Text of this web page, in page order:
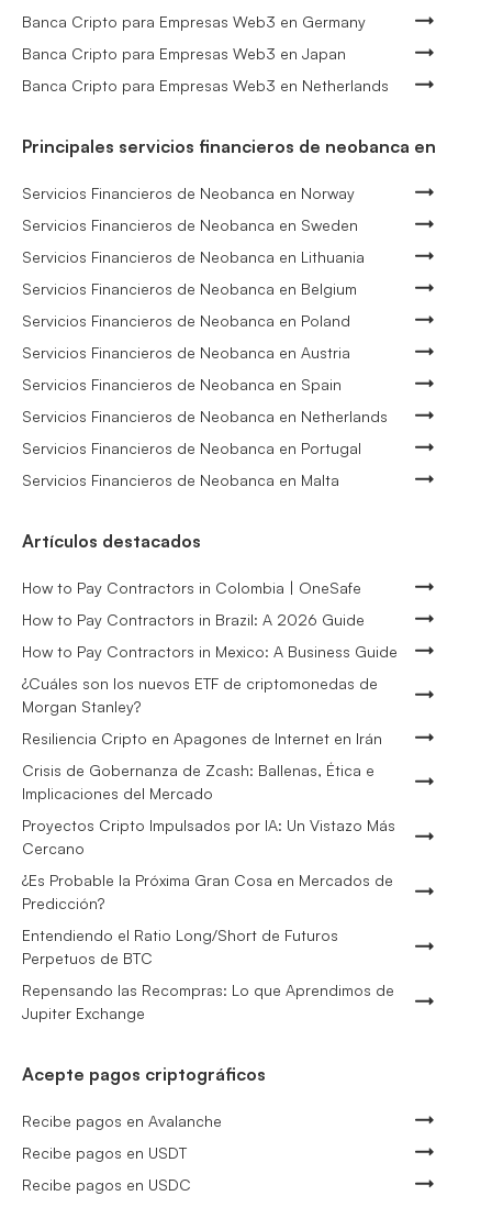
Banca Cripto para Empresas Web3 en Germany
Banca Cripto para Empresas Web3 en Japan
Banca Cripto para Empresas Web3 en Netherlands
Principales servicios financieros de neobanca en
Servicios Financieros de Neobanca en Norway
Servicios Financieros de Neobanca en Sweden
Servicios Financieros de Neobanca en Lithuania
Servicios Financieros de Neobanca en Belgium
Servicios Financieros de Neobanca en Poland
Servicios Financieros de Neobanca en Austria
Servicios Financieros de Neobanca en Spain
Servicios Financieros de Neobanca en Netherlands
Servicios Financieros de Neobanca en Portugal
Servicios Financieros de Neobanca en Malta
Artículos destacados
How to Pay Contractors in Colombia | OneSafe
How to Pay Contractors in Brazil: A 2026 Guide
How to Pay Contractors in Mexico: A Business Guide
¿Cuáles son los nuevos ETF de criptomonedas de
Morgan Stanley?
Resiliencia Cripto en Apagones de Internet en Irán
Crisis de Gobernanza de Zcash: Ballenas, Ética e
Implicaciones del Mercado
Proyectos Cripto Impulsados por IA: Un Vistazo Más
Cercano
¿Es Probable la Próxima Gran Cosa en Mercados de
Predicción?
Entendiendo el Ratio Long/Short de Futuros
Perpetuos de BTC
Repensando las Recompras: Lo que Aprendimos de
Jupiter Exchange
Acepte pagos criptográficos
Recibe pagos en Avalanche
Recibe pagos en USDT
Recibe pagos en USDC